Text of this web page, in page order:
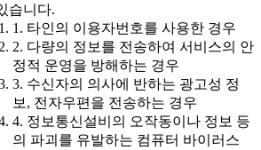
습니다.
1. 타인의 이용자번호를 사용한 경우
2. 다량의 정보를 전송하여 서비스의 안
정적 운영을 방해하는 경우
3. 수신자의 의사에 반하는 광고성 정
보, 전자우편을 전송하는 경우
4. 정보통신설비의 오작동이나 정보 등
의 파괴를 유발하는 컴퓨터 바이러스